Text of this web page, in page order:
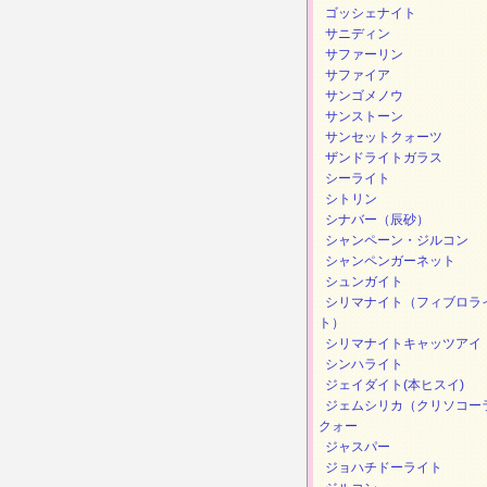
ゴッシェナイト
サニディン
サファーリン
サファイア
サンゴメノウ
サンストーン
サンセットクォーツ
ザンドライトガラス
シーライト
シトリン
シナバー（辰砂）
シャンペーン・ジルコン
シャンペンガーネット
シュンガイト
シリマナイト（フィブロラ
ト）
シリマナイトキャッツアイ
シンハライト
ジェイダイト(本ヒスイ)
ジェムシリカ（クリソコー
クォー
ジャスパー
ジョハチドーライト